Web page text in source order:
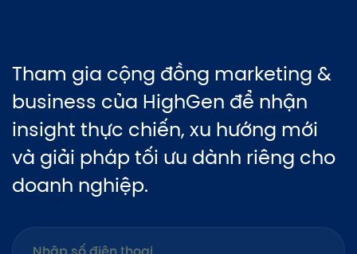
Tham gia cộng đồng marketing &
business của HighGen để nhận
insight thực chiến, xu hướng mới
và giải pháp tối ưu dành riêng cho
doanh nghiệp.